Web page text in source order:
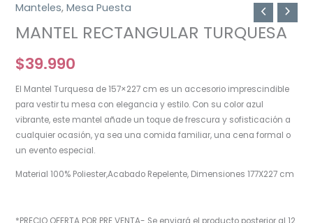
Manteles,Mesa Puesta
MANTEL RECTANGULAR TURQUESA
$39.990
El Mantel Turquesa de 157×227 cm es un accesorio imprescindible
para vestir tu mesa con elegancia y estilo. Con su color azul
vibrante, este mantel añade un toque de frescura y sofisticación a
cualquier ocasión, ya sea una comida familiar, una cena formal o
un evento especial.
Material 100% Poliester,Acabado Repelente, Dimensiones 177X227 cm